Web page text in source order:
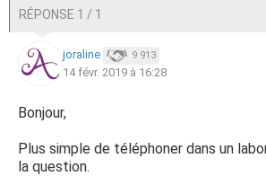
RÉPONSE 1 / 1
joraline 9 913
14 févr. 2019 à 16:28
Bonjour,
Plus simple de téléphoner dans un
la question.